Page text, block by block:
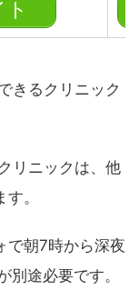
きるクリニック
リニックは、他
。
で朝7時から深夜
途必要です。